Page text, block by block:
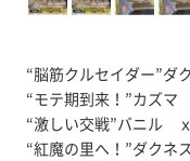
“脳筋クルセイダー”
“モテ期到来！”カズ
“激しい交戦”バニル
“紅魔の里へ！”ダク